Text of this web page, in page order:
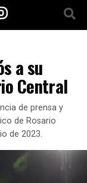
a su
Central
de prensa y
de Rosario
de 2023.